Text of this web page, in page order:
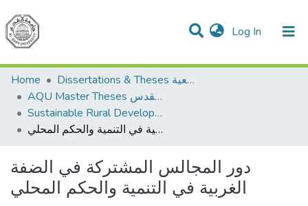
Log In (current)
Communities & Collections
All of DSpace
Home
Dissertations & Theses الرسائل الجامعية
AQU Master Theses الرسائل الجامعية الخاصة بجامعة القدس
Sustainable Rural Development التنمية الريفية المستدامة
دور المجالس المشتركة في الضفة الغربية في التنمية والحكم المحلي
دور المجالس المشتركة في الضفة
الغربية في التنمية والحكم المحلي